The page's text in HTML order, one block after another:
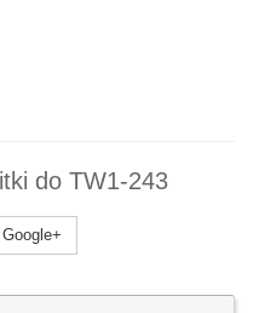
do TW1-243
Google+